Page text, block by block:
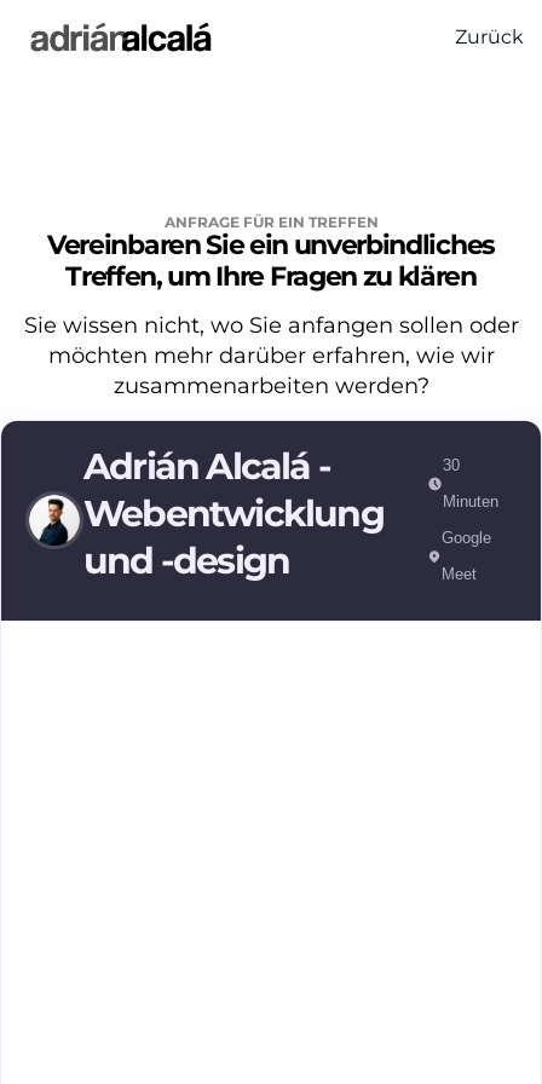
Zurück
ANFRAGE FÜR EIN TREFFEN
Vereinbaren Sie ein unverbindliches
Treffen, um Ihre Fragen zu klären
Sie wissen nicht, wo Sie anfangen sollen oder
möchten mehr darüber erfahren, wie wir
zusammenarbeiten werden?
Adrián Alcalá -
Webentwicklung
und -design
30
Minuten
Google
Meet